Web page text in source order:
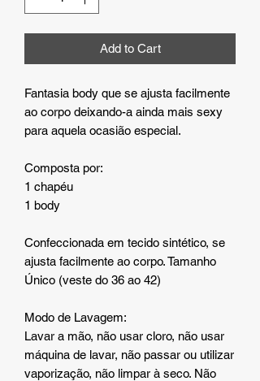
Add to Cart
Fantasia body que se ajusta facilmente
ao corpo deixando-a ainda mais sexy
para aquela ocasião especial.
Composta por:
1 chapéu
1 body
Confeccionada em tecido sintético, se
ajusta facilmente ao corpo. Tamanho
Único (veste do 36 ao 42)
Modo de Lavagem:
Lavar a mão, não usar cloro, não usar
máquina de lavar, não passar ou utilizar
vaporização, não limpar à seco. Não